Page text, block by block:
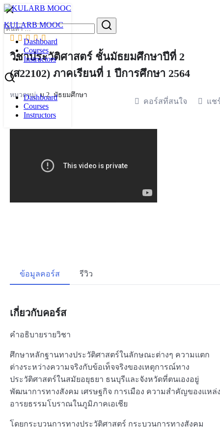
Skip
content
KULARB MOOC
Dashboard
Courses
Instructors
Dashboard
Courses
Instructors
Search
for:
วิชาประวัติศาสตร์ ชั้นมัธยมศึกษาปีที่ 2
(ส22102) ภาคเรียนที่ 1 ปีการศึกษา 2564
หมวดหมู่:ม.2,มัธยมศึกษา
คอร์สที่สนใจ แช
ข้อมูลคอร์ส รีวิว
เกี่ยวกับคอร์ส
คำอธิบายรายวิชา
ศึกษาหลักฐานทางประวัติศาสตร์ในลักษณะต่างๆ ความแตก
ต่างระหว่างความจริงกับข้อเท็จจริงของเหตุการณ์ทาง
ประวัติศาสตร์ในสมัยอยุธยา ธนบุรีและจังหวัดที่ตนเองอยู่
พัฒนาการทางสังคม เศรษฐกิจ การเมือง ความสำคัญของแหล่
อารยธรรมโบราณในภูมิภาคเอเชีย
โดยกระบวนการทางประวัติศาสตร์ กระบวนการทางสังคม